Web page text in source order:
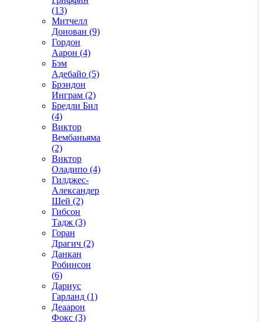
(13)
Митчелл
Донован (9)
Гордон
Аарон (4)
Бэм
Адебайо (5)
Брэндон
Инграм (2)
Бредли Бил
(4)
Виктор
Вембаньяма
(2)
Виктор
Оладипо (4)
Гилджес-
Александер
Шей (2)
Гибсон
Тадж (3)
Горан
Драгич (2)
Данкан
Робинсон
(6)
Дариус
Гарланд (1)
Деаарон
Фокс (3)